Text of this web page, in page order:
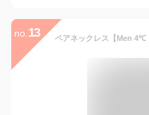
no. 13